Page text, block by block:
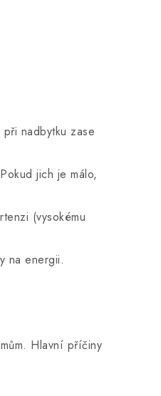
nadbytku zase
jich je málo,
(vysokému
na energii.
Hlavní příčiny